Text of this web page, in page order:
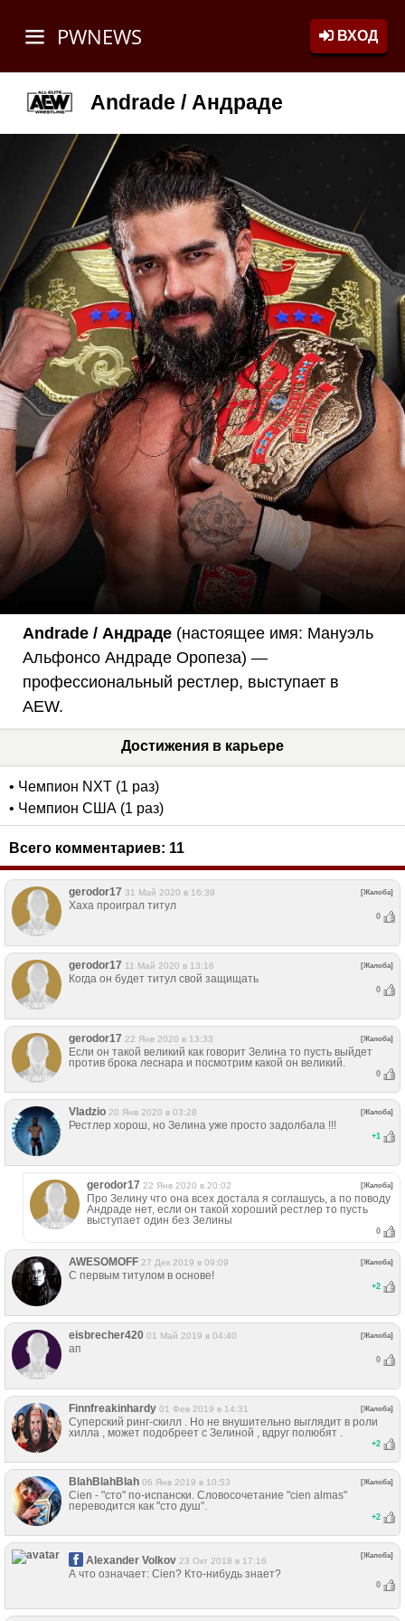
PWNEWS ВХОД
Andrade / Андраде
Andrade / Андраде (настоящее имя: Мануэль
Альфонсо Андраде Оропеза) —
профессиональный рестлер, выступает в
AEW.
Достижения в карьере
• Чемпион NXT (1 раз)
• Чемпион США (1 раз)
Всего комментариев: 11
gerodor17 31 Май 2020 в 16:39 [Жалоба]
Хаха проиграл титул
0
gerodor17 11 Май 2020 в 13:16 [Жалоба]
Когда он будет титул свой защищать
0
gerodor17 22 Янв 2020 в 13:33 [Жалоба]
Если он такой великий как говорит Зелина то пусть выйдет
против брока леснара и посмотрим какой он великий.
0
Vladzio 20 Янв 2020 в 03:28 [Жалоба]
Рестлер хорош, но Зелина уже просто задолбала !!!
+1
gerodor17 22 Янв 2020 в 20:02 [Жалоба]
Про Зелину что она всех достала я соглашусь, а по поводу
Андраде нет, если он такой хороший рестлер то пусть
выступает один без Зелины
0
AWESOMOFF 27 Дек 2019 в 09:09 [Жалоба]
С первым титулом в основе!
+2
eisbrecher420 01 Май 2019 в 04:40 [Жалоба]
ап
0
Finnfreakinhardy 01 Фев 2019 в 14:31 [Жалоба]
Суперский ринг-скилл . Но не внушительно выглядит в роли
хилла , может подобреет с Зелиной , вдруг полюбят .
+2
BlahBlahBlah 06 Янв 2019 в 10:53 [Жалоба]
Cien - "сто" по-испански. Словосочетание "cien almas"
переводится как "сто душ".
+2
Alexander Volkov 23 Окт 2018 в 17:16
[Жалоба]
А что означает: Cien? Кто-нибудь знает?
0